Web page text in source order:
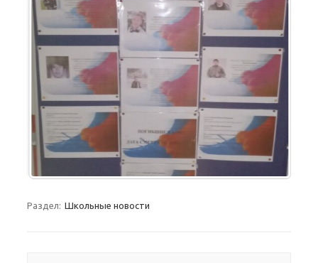
Раздел: Школьные новости